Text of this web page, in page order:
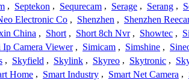
, Septekon , Sequrecam , Serage , Serang ,
Electronic Co , Shenzhen , Shenzhen
China , Short , Short 8ch Nvr , Showtec ,
Ip Camera Viewer , Simicam , Simshine ,
, Skyfield , Skylink , Skyreo , Skytronic ,
Home , Smart Industry , Smart Net Camera ,